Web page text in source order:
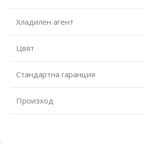
Хладилен агент
Цвят
Стандартна гаранция
Произход